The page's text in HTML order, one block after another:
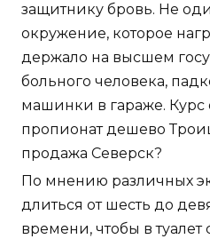
защитнику бровь. Не
окружение, которое
держало на высшем
больного человека,
машинки в гараже. Курс
пропионат дешево
продажа Северск?
По мнению различных
длиться от шесть до
времени, чтобы в туалет